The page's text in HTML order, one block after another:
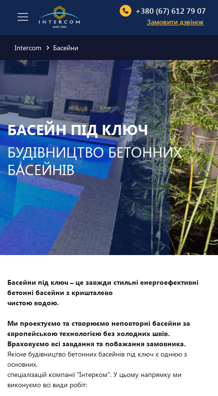
+380 (67) 612 79 07
Замовити дзвінок
Intercom Басейни
БАСЕЙН ПІД КЛЮЧ
БУДІВНИЦТВО БЕТОННИХ
БАСЕЙНІВ
Басейни під ключ – це завжди стильні енергоефективні
бетонні басейни з кришталево
чистою водою.
Ми проектуємо та створюємо неповторні басейни за
європейською технологією без холодних швів.
Враховуємо всі завдання та побажання замовника.
Якісне будівництво бетонних басейнів під ключ є однією з
основних.
спеціалізацій компанії "Інтерком". У цьому напрямку ми
виконуємо всі види робіт: